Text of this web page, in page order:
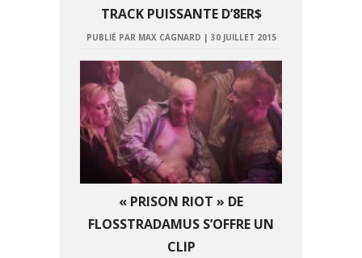
TRACK PUISSANTE D’8ER$
PUBLIÉ PAR MAX CAGNARD | 30 JUILLET 2015
« PRISON RIOT » DE
FLOSSTRADAMUS S’OFFRE UN
CLIP